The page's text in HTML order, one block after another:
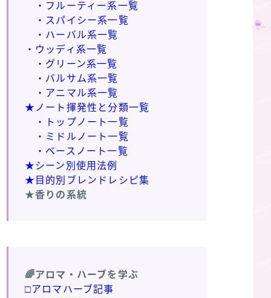
・フルーティー系一覧
・スパイシー系一覧
・ハーバル系一覧
・ウッディ系一覧
・グリーン系一覧
・バルサム系一覧
・アニマル系一覧
★ノート揮発性と分類一覧
・トップノート一覧
・ミドルノート一覧
・ベースノート一覧
★シーン別使用法例
★目的別ブレンドレシピ集
★香りの系統
🌈アロマ・ハーブを学ぶ
□アロマハーブ記事